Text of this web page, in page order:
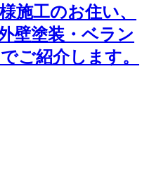
施工のお住い、
壁塗装・ベラン
ご紹介します。